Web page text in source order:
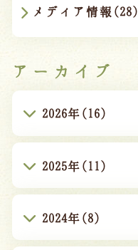
メディア情報(28)
アーカイブ
2026年(16)
2025年(11)
2024年(8)